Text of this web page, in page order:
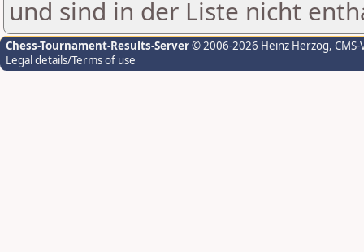
und sind in der Liste nicht
Chess-Tournament-Results-Server© 2006-2026 Heinz Herzog,
Legal details/Terms of use